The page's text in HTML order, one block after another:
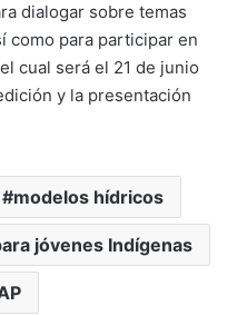
dialogar sobre temas
como para participar en
cual será el 21 de junio
y la presentación
modelos hídricos
jóvenes Indígenas